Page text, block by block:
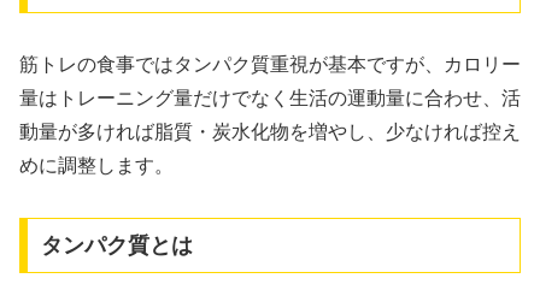
筋トレの食事ではタンパク質重視が基本ですが、カロリー
量はトレーニング量だけでなく生活の運動量に合わせ、活
動量が多ければ脂質・炭水化物を増やし、少なければ控え
めに調整します。
タンパク質とは